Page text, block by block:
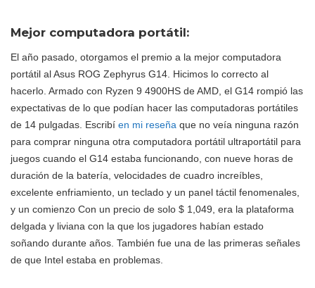
Mejor computadora portátil:
El año pasado, otorgamos el premio a la mejor computadora
portátil al Asus ROG Zephyrus G14. Hicimos lo correcto al
hacerlo. Armado con Ryzen 9 4900HS de AMD, el G14 rompió las
expectativas de lo que podían hacer las computadoras portátiles
de 14 pulgadas. Escribí en mi reseña que no veía ninguna razón
para comprar ninguna otra computadora portátil ultraportátil para
juegos cuando el G14 estaba funcionando, con nueve horas de
duración de la batería, velocidades de cuadro increíbles,
excelente enfriamiento, un teclado y un panel táctil fenomenales,
y un comienzo Con un precio de solo $ 1,049, era la plataforma
delgada y liviana con la que los jugadores habían estado
soñando durante años. También fue una de las primeras señales
de que Intel estaba en problemas.